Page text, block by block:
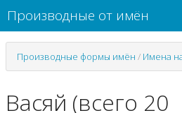
Производные от имён
Производные формы имён / Имена
Васяй (всего 20